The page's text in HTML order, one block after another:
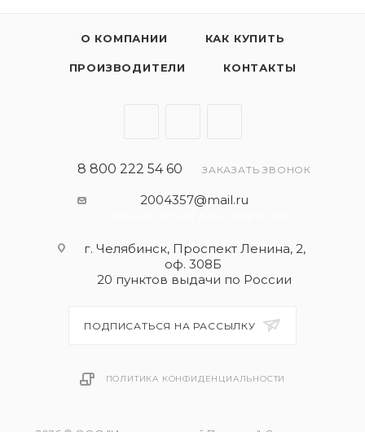
О КОМПАНИИ КАК КУПИТЬ
ПРОИЗВОДИТЕЛИ КОНТАКТЫ
8 800 222 54 60 ЗАКАЗАТЬ ЗВОНОК
2004357@mail.ru
г. Челябинск, Проспект Ленина, 2,
оф. 308Б
20 пунктов выдачи по России
ПОДПИСАТЬСЯ НА РАССЫЛКУ
ПОЛИТИКА КОНФИДЕНЦИАЛЬНОСТИ